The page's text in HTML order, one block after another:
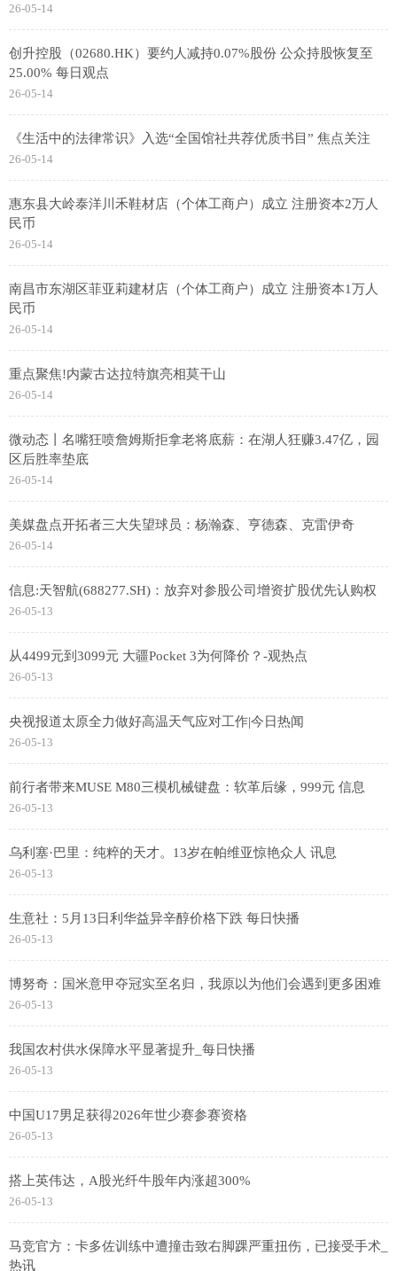
26-05-14
创升控股（02680.HK）要约人减持0.07%股份 公众持股恢复至
25.00% 每日观点
26-05-14
《生活中的法律常识》入选“全国馆社共荐优质书目” 焦点关注
26-05-14
惠东县大岭泰洋川禾鞋材店（个体工商户）成立 注册资本2万人
民币
26-05-14
南昌市东湖区菲亚莉建材店（个体工商户）成立 注册资本1万人
民币
26-05-14
重点聚焦!内蒙古达拉特旗亮相莫干山
26-05-14
微动态丨名嘴狂喷詹姆斯拒拿老将底薪：在湖人狂赚3.47亿，园
区后胜率垫底
26-05-14
美媒盘点开拓者三大失望球员：杨瀚森、亨德森、克雷伊奇
26-05-14
信息:天智航(688277.SH)：放弃对参股公司增资扩股优先认购权
26-05-13
从4499元到3099元 大疆Pocket 3为何降价？-观热点
26-05-13
央视报道太原全力做好高温天气应对工作|今日热闻
26-05-13
前行者带来MUSE M80三模机械键盘：软革后缘，999元 信息
26-05-13
乌利塞·巴里：纯粹的天才。13岁在帕维亚惊艳众人 讯息
26-05-13
生意社：5月13日利华益异辛醇价格下跌 每日快播
26-05-13
博努奇：国米意甲夺冠实至名归，我原以为他们会遇到更多困难
26-05-13
我国农村供水保障水平显著提升_每日快播
26-05-13
中国U17男足获得2026年世少赛参赛资格
26-05-13
搭上英伟达，A股光纤牛股年内涨超300%
26-05-13
马竞官方：卡多佐训练中遭撞击致右脚踝严重扭伤，已接受手术_
热讯